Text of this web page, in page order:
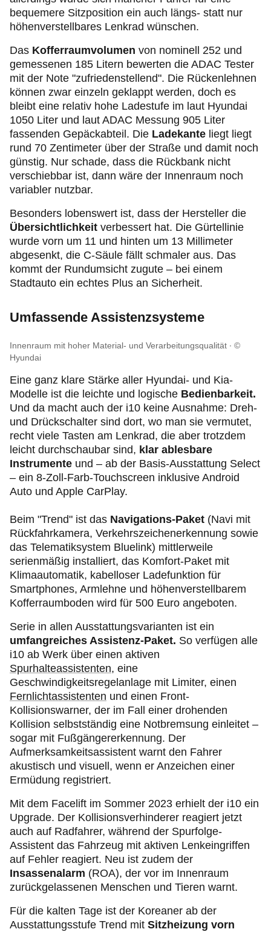
bequemere Sitzposition ein auch längs- statt nur
höhenverstellbares Lenkrad wünschen.
Das Kofferraumvolumen von nominell 252 und
gemessenen 185 Litern bewerten die ADAC Tester
mit der Note "zufriedenstellend". Die Rückenlehnen
können zwar einzeln geklappt werden, doch es
bleibt eine relativ hohe Ladestufe im laut Hyundai
1050 Liter und laut ADAC Messung 905 Liter
fassenden Gepäckabteil. Die Ladekante liegt liegt
rund 70 Zentimeter über der Straße und damit noch
günstig. Nur schade, dass die Rückbank nicht
verschiebbar ist, dann wäre der Innenraum noch
variabler nutzbar.
Besonders lobenswert ist, dass der Hersteller die
Übersichtlichkeit verbessert hat. Die Gürtellinie
wurde vorn um 11 und hinten um 13 Millimeter
abgesenkt, die C-Säule fällt schmaler aus. Das
kommt der Rundumsicht zugute – bei einem
Stadtauto ein echtes Plus an Sicherheit.
Umfassende Assistenzsysteme
Innenraum mit hoher Material- und Verarbeitungsqualität
©
Hyundai
Eine ganz klare Stärke aller Hyundai- und Kia-
Modelle ist die leichte und logische Bedienbarkeit.
Und da macht auch der i10 keine Ausnahme: Dreh-
und Drückschalter sind dort, wo man sie vermutet,
recht viele Tasten am Lenkrad, die aber trotzdem
leicht durchschaubar sind, klar ablesbare
Instrumente und – ab der Basis-Ausstattung Select
– ein 8-Zoll-Farb-Touchscreen inklusive Android
Auto und Apple CarPlay.
Beim "Trend" ist das Navigations-Paket (Navi mit
Rückfahrkamera, Verkehrszeichenerkennung sowie
das Telematiksystem Bluelink) mittlerweile
serienmäßig installiert, das Komfort-Paket mit
Klimaautomatik, kabelloser Ladefunktion für
Smartphones, Armlehne und höhenverstellbarem
Kofferraumboden wird für 500 Euro angeboten.
Serie in allen Ausstattungsvarianten ist ein
umfangreiches Assistenz-Paket. So verfügen alle
i10 ab Werk über einen aktiven
Spurhalteassistenten, eine
Geschwindigkeitsregelanlage mit Limiter, einen
Fernlichtassistenten und einen Front-
Kollisionswarner, der im Fall einer drohenden
Kollision selbstständig eine Notbremsung einleitet –
sogar mit Fußgängererkennung. Der
Aufmerksamkeitsassistent warnt den Fahrer
akustisch und visuell, wenn er Anzeichen einer
Ermüdung registriert.
Mit dem Facelift im Sommer 2023 erhielt der i10 ein
Upgrade. Der Kollisionsverhinderer reagiert jetzt
auch auf Radfahrer, während der Spurfolge-
Assistent das Fahrzeug mit aktiven Lenkeingriffen
auf Fehler reagiert. Neu ist zudem der
Insassenalarm (ROA), der vor im Innenraum
zurückgelassenen Menschen und Tieren warnt.
Für die kalten Tage ist der Koreaner ab der
Ausstattungsstufe Trend mit Sitzheizung vorn